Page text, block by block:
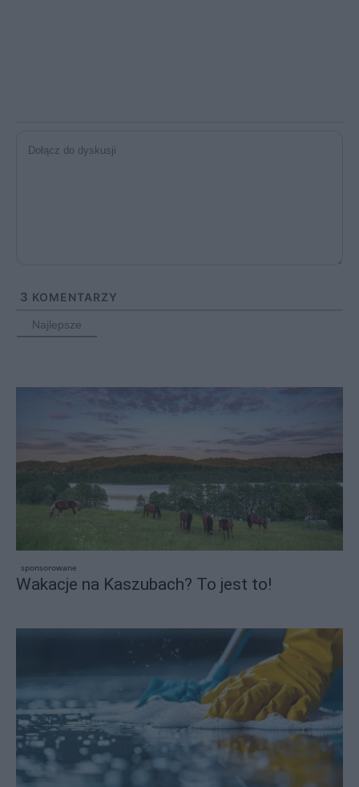
3 KOMENTARZY
Najlepsze
sponsorowane
Wakacje na Kaszubach? To jest to!